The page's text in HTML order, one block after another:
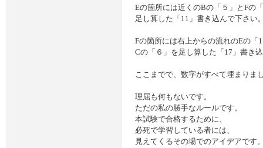
Eの箇所には近くのBの「５」とFの
足し算した「11」書き込んで下さい
Fの箇所には右上からの流れのEの「
Cの「６」を足し算した「17」書き
ここまでで、数字がすべて埋まりま
理屈も何もないです。
ただの私の勝手なルールです。
本試験で合格するために、
必死で学習している者には、
見えてくるその場でのアイデアです